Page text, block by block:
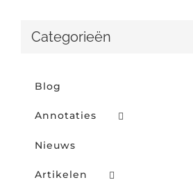
Categorieën
Blog
Annotaties
Nieuws
Artikelen